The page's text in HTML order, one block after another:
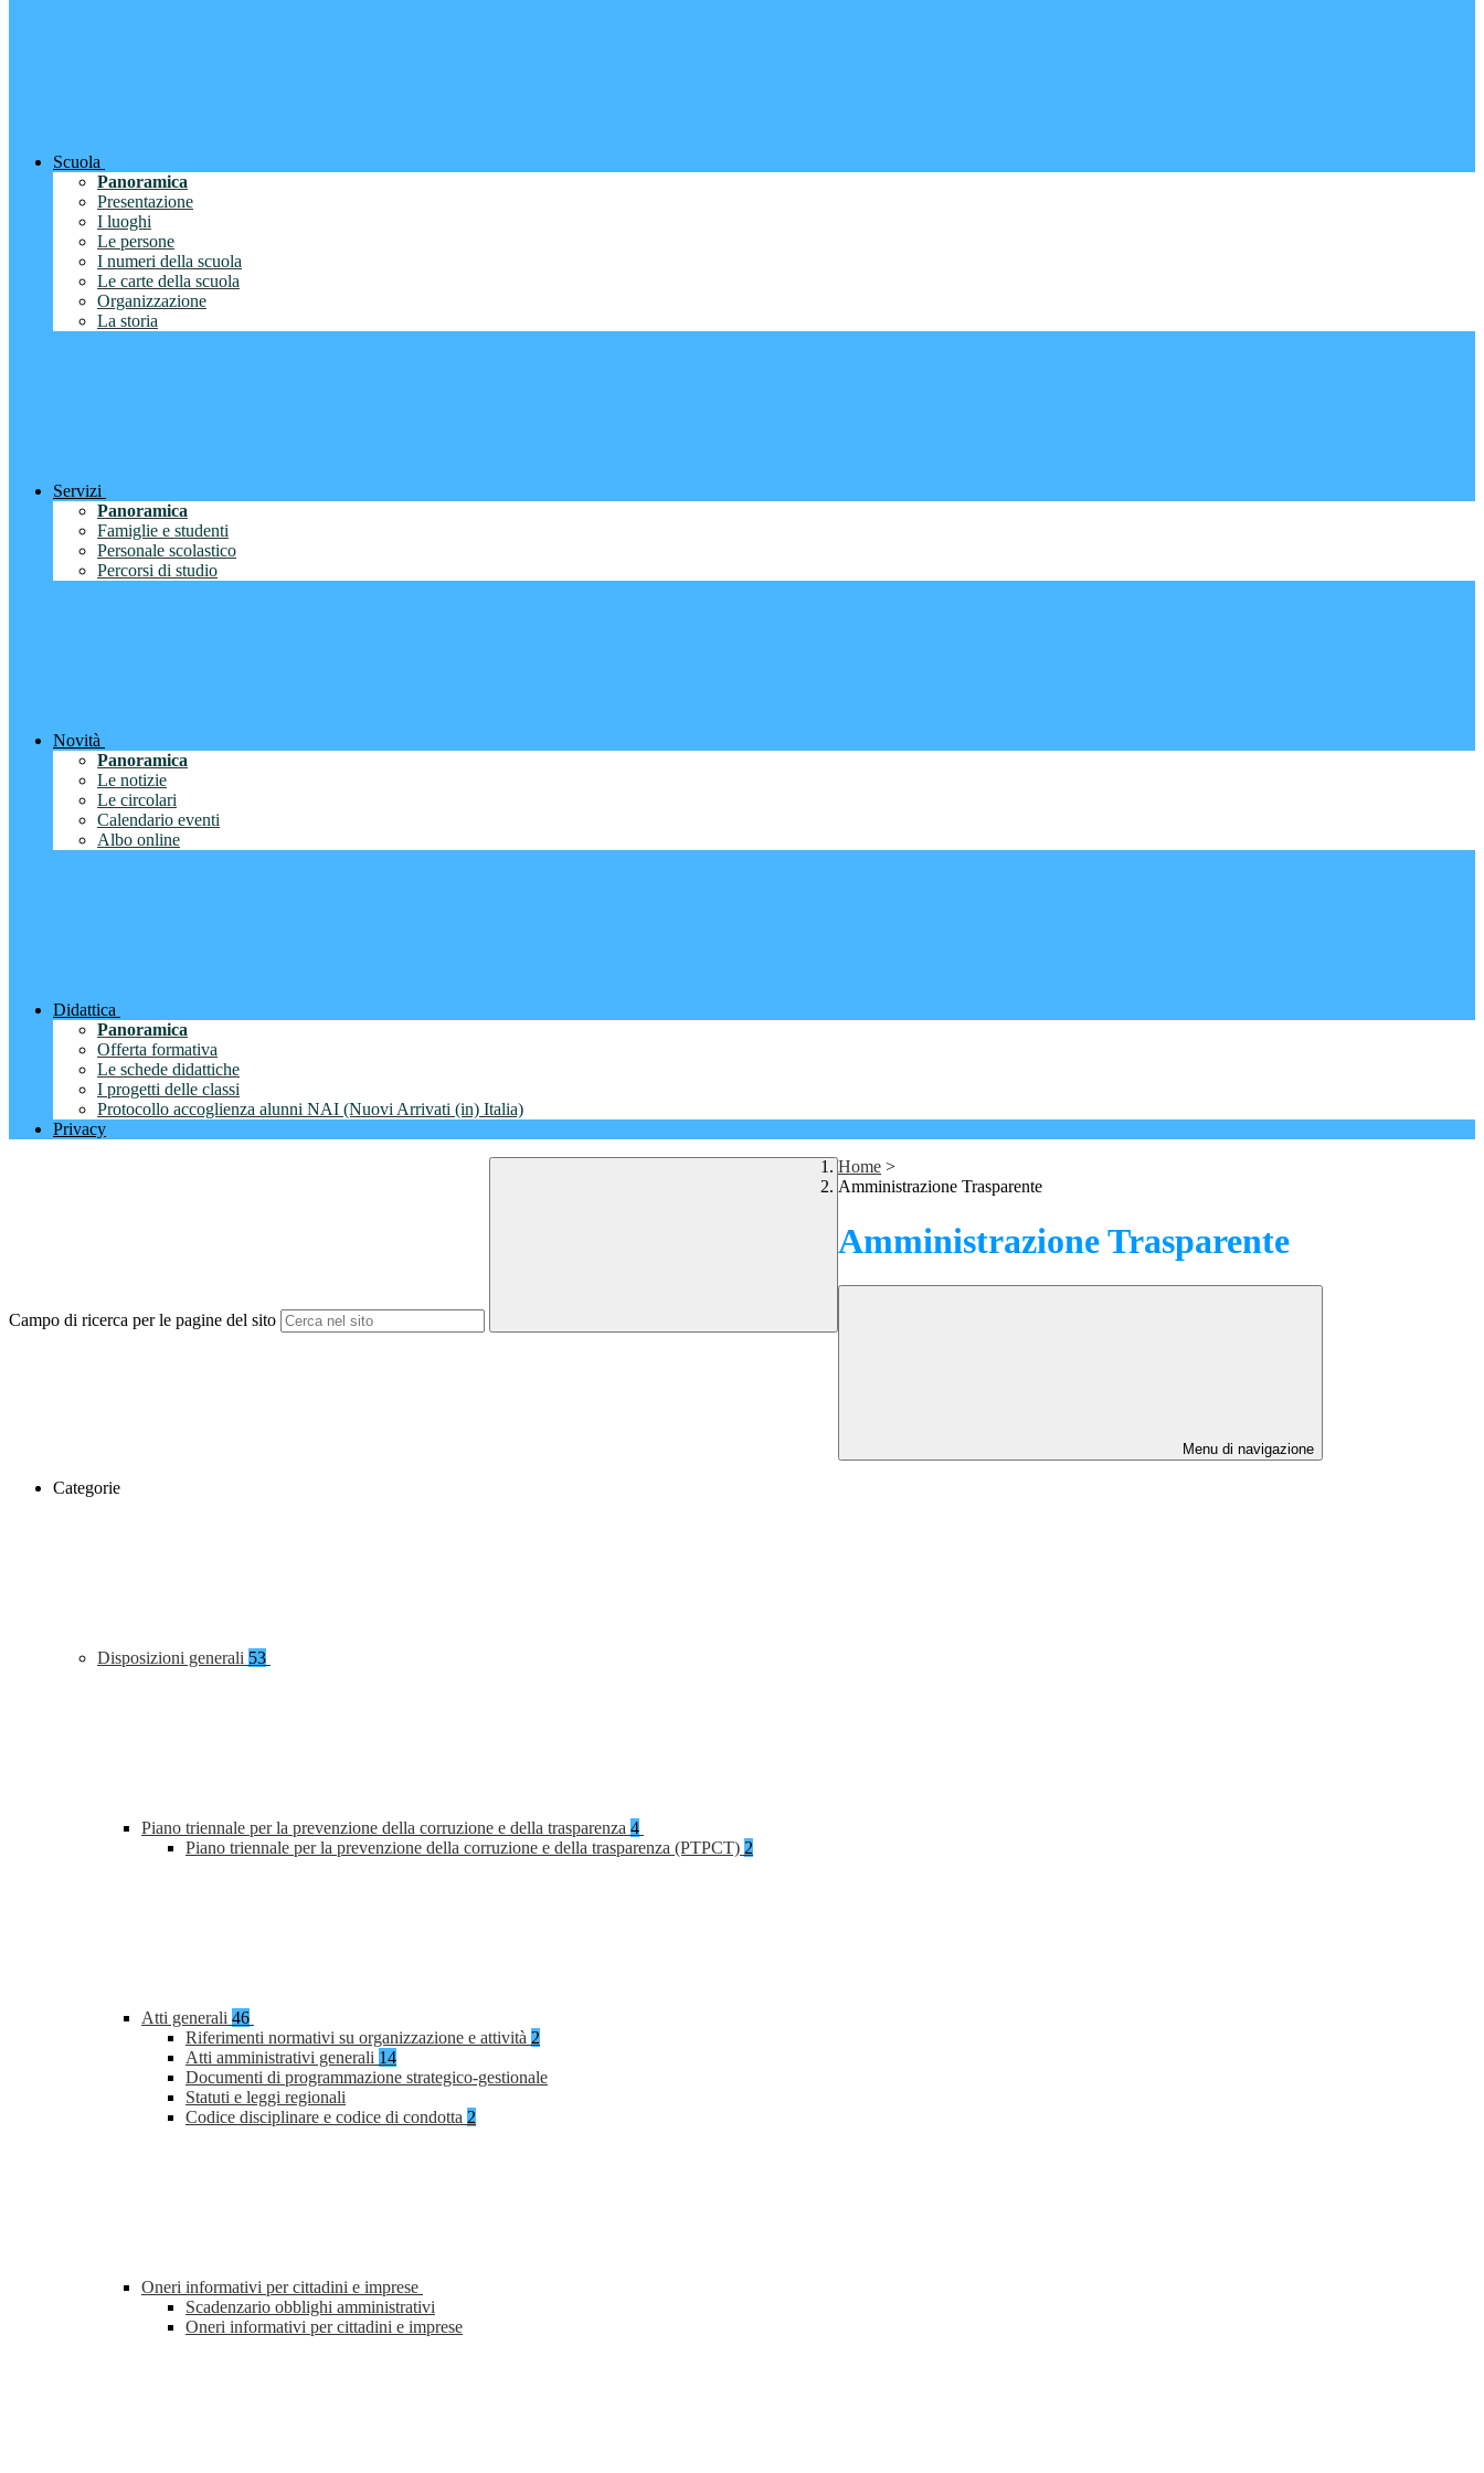
Scuola
Panoramica
Presentazione
I luoghi
Le persone
I numeri della scuola
Le carte della scuola
Organizzazione
La storia
Servizi
Panoramica
Famiglie e studenti
Personale scolastico
Percorsi di studio
Novità
Panoramica
Le notizie
Le circolari
Calendario eventi
Albo online
Didattica
Panoramica
Offerta formativa
Le schede didattiche
I progetti delle classi
Protocollo accoglienza alunni NAI (Nuovi Arrivati (in) Italia)
Privacy
Campo di ricerca per le pagine del sito
Home >
Amministrazione Trasparente
Amministrazione Trasparente
Menu di navigazione
Categorie
Disposizioni generali 53
Piano triennale per la prevenzione della corruzione e della trasparenza 4
Piano triennale per la prevenzione della corruzione e della trasparenza (PTPCT) 2
Atti generali 46
Riferimenti normativi su organizzazione e attività 2
Atti amministrativi generali 14
Documenti di programmazione strategico-gestionale
Statuti e leggi regionali
Codice disciplinare e codice di condotta 2
Oneri informativi per cittadini e imprese
Scadenzario obblighi amministrativi
Oneri informativi per cittadini e imprese